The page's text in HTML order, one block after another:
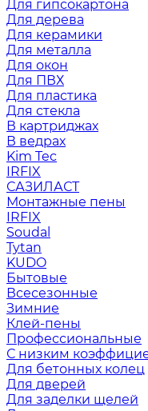
Для гипсокартона
Для дерева
Для керамики
Для металла
Для окон
Для ПВХ
Для пластика
Для стекла
В картриджах
В ведрах
Kim Tec
IRFIX
САЗИЛАСТ
Монтажные пены
IRFIX
Soudal
Tytan
KUDO
Бытовые
Всесезонные
Зимние
Клей-пены
Профессиональные
С низким
Для бетонных колец
Для дверей
Для заделки щелей